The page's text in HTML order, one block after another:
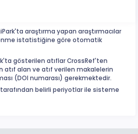
araştırma yapan araştırmacılar
istatistiğine göre otomatik
gösterilen atıflar CrossRef'ten
atıf alan ve atıf verilen makalelerin
(DOI numarası) gerekmektedir.
tarafından belirli periyotlar ile sisteme